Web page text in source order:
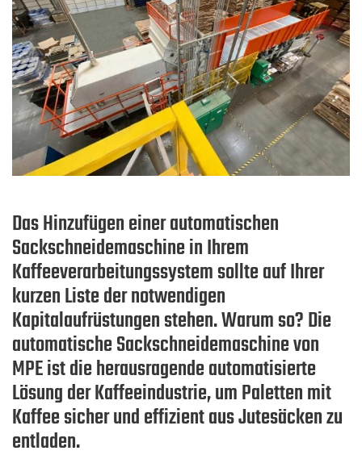
Das Hinzufügen einer automatischen
Sackschneidemaschine in Ihrem
Kaffeeverarbeitungssystem sollte auf Ihrer
kurzen Liste der notwendigen
Kapitalaufrüstungen stehen. Warum so? Die
automatische Sackschneidemaschine von
MPE ist die herausragende automatisierte
Lösung der Kaffeeindustrie, um Paletten mit
Kaffee sicher und effizient aus Jutesäcken zu
entladen.